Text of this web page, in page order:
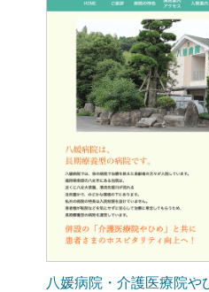
八媛病院・介護医療院や